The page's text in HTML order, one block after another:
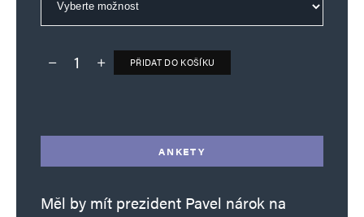
Deník TO – verze bez reklam množství
PŘIDAT DO KOŠÍKU
ANKETY
Měl by mít prezident Pavel nárok na